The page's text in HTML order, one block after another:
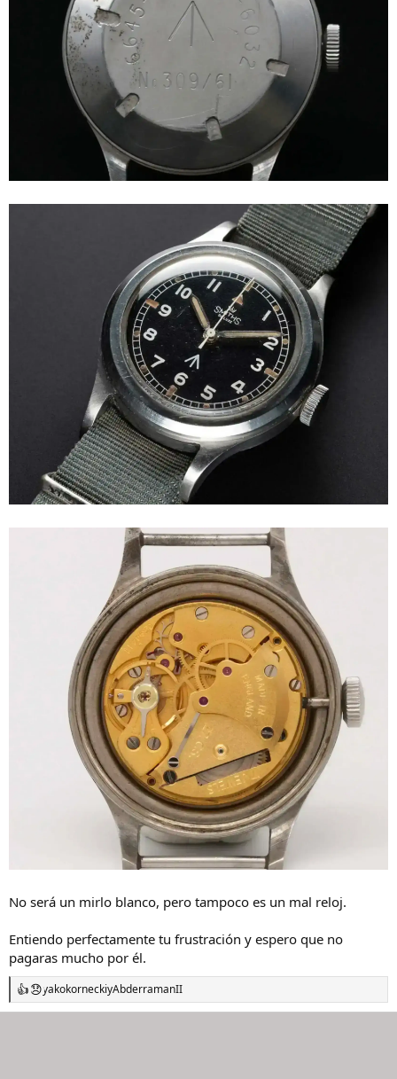
No será un mirlo blanco, pero tampoco es un mal reloj.
Entiendo perfectamente tu frustración y espero que no
pagaras mucho por él.
R
e
yakokorneckiyAbderramanII